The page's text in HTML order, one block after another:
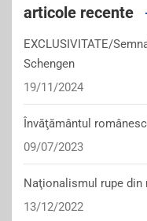
articole recente
EXCLUSIVITATE/
Schengen
19/11/2024
Învăţământul
09/07/2023
Naţionalismul rupe din
13/12/2022